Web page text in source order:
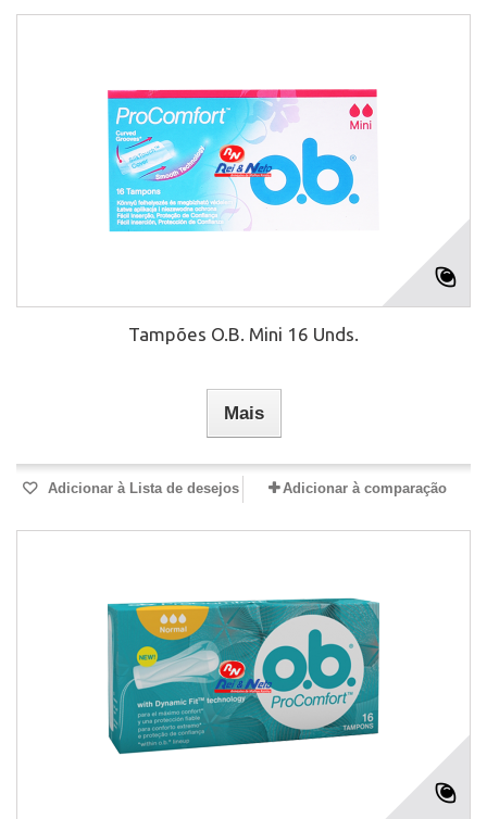
Tampões O.B. Mini 16 Unds.
Mais
Adicionar à Lista de desejos Adicionar à comparação